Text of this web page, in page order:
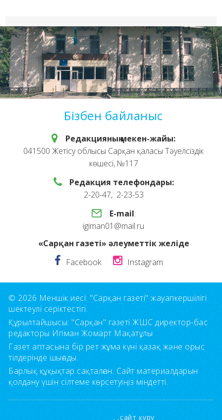
Бізбен байланыс
Редакцияның мекен-жайы:
041500 Жетісу облысы Сарқан қаласы Тәуелсіздік
көшесі, №117
Редакция телефондары:
2-20-47, 2-23-53
E-mail:
igiman01@mail.ru
«Сарқан газеті» әлеуметтік желіде
Facebook
Instagram
© 2026 Меншік иесі: "Сарқан газеті" жауапкершілігі
шектеулі серіктестігі.
Құрылтайшысы: "Сарқан" газеті ЖШС директор-бас
редакторы Игіман Жомарт Мақатұлы
Газет аптасына бір рет жұма күні қазақ және орыс
тілдерінде шығады.
Барлық құқықтар сақталған. Сайт материалдарын
қолдану үшін сілтеме көрсетуіңіз міндетті.
сайт құру